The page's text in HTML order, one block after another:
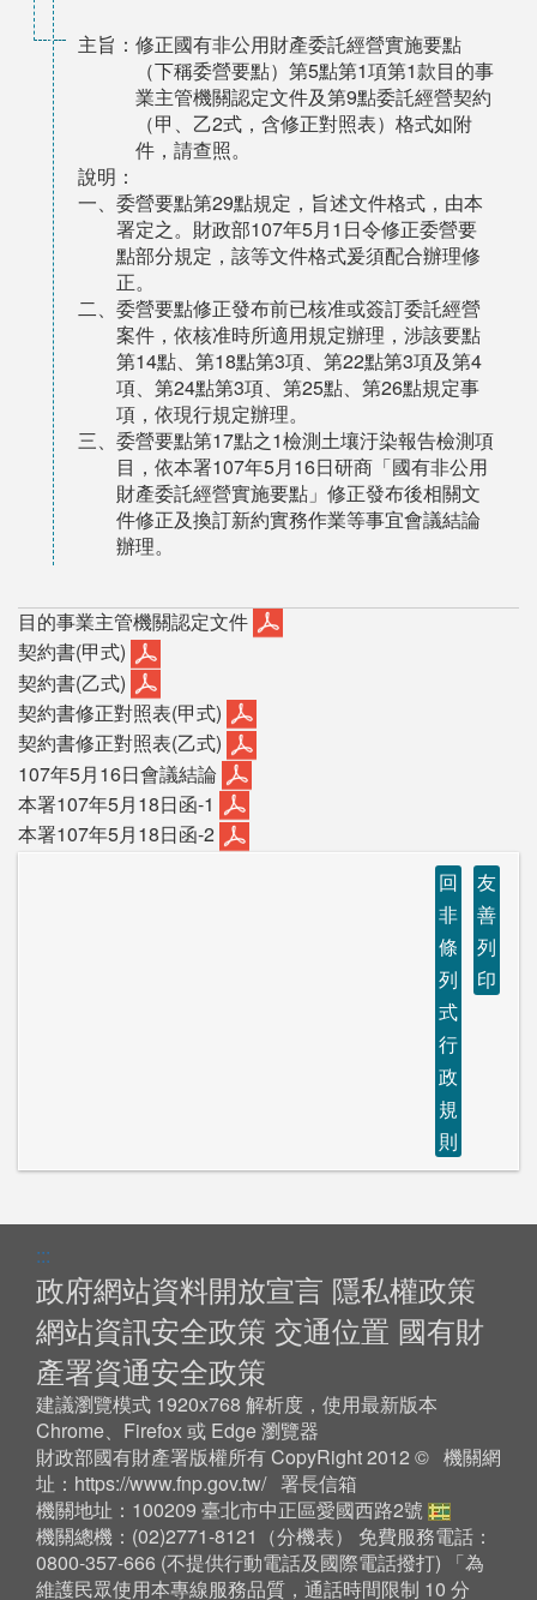
主旨：修正國有非公用財產委託經營實施要點
（下稱委營要點）第5點第1項第1款目的事
業主管機關認定文件及第9點委託經營契約
（甲、乙2式，含修正對照表）格式如附
件，請查照。
說明：
一、委營要點第29點規定，旨述文件格式，由本
署定之。財政部107年5月1日令修正委營要
點部分規定，該等文件格式爰須配合辦理修
正。
二、委營要點修正發布前已核准或簽訂委託經營
案件，依核准時所適用規定辦理，涉該要點
第14點、第18點第3項、第22點第3項及第4
項、第24點第3項、第25點、第26點規定事
項，依現行規定辦理。
三、委營要點第17點之1檢測土壤汙染報告檢測項
目，依本署107年5月16日研商「國有非公用
財產委託經營實施要點」修正發布後相關文
件修正及換訂新約實務作業等事宜會議結論
辦理。
目的事業主管機關認定文件
契約書(甲式)
契約書(乙式)
契約書修正對照表(甲式)
契約書修正對照表(乙式)
107年5月16日會議結論
本署107年5月18日函-1
本署107年5月18日函-2
回
非
條
列
式
行
政
規
則
友
善
列
印
:::
政府網站資料開放宣言 隱私權政策
網站資訊安全政策 交通位置 國有財
產署資通安全政策
建議瀏覽模式 1920x768 解析度，使用最新版本
Chrome、Firefox 或 Edge 瀏覽器
財政部國有財產署版權所有 CopyRight 2012 © 機關網
址： https://www.fnp.gov.tw/ 署長信箱
機關地址：100209 臺北市中正區愛國西路2號
機關總機：(02)2771-8121（分機表） 免費服務電話：
0800-357-666 (不提供行動電話及國際電話撥打) 「為
維護民眾使用本專線服務品質，通話時間限制 10 分